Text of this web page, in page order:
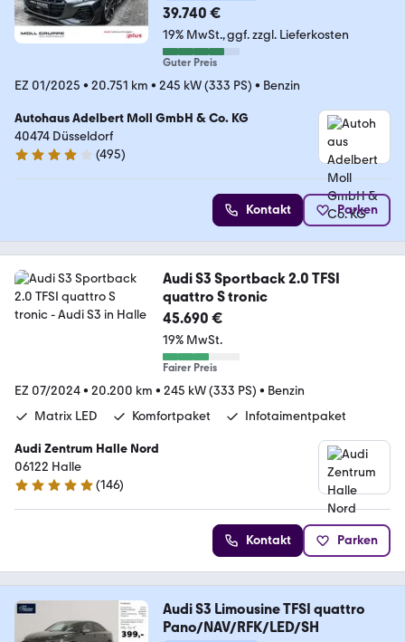
39.740 €
19% MwSt. ggf. zzgl. Lieferkosten
Guter Preis
EZ 01/2025 • 20.751 km • 245 kW (333 PS) • Benzin
Autohaus Adelbert Moll GmbH & Co. KG
40474 Düsseldorf
4.1 Sterne
(495)
Kontakt Parken
Audi S3 Sportback 2.0 TFSI
quattro S tronic
45.690 €
19% MwSt.
Fairer Preis
EZ 07/2024• 20.200 km • 245 kW (333 PS) • Benzin
Matrix LED
Komfortpaket Infotaimentpaket
Audi Zentrum Halle Nord
06122 Halle
4.8 Sterne
(146)
Kontakt Parken
Audi S3 Limousine TFSI quattro
Pano/NAV/RFK/LED/SH